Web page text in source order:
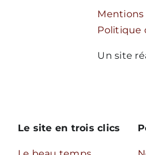
Le site en trois clics
Mentions
Politique
Un site